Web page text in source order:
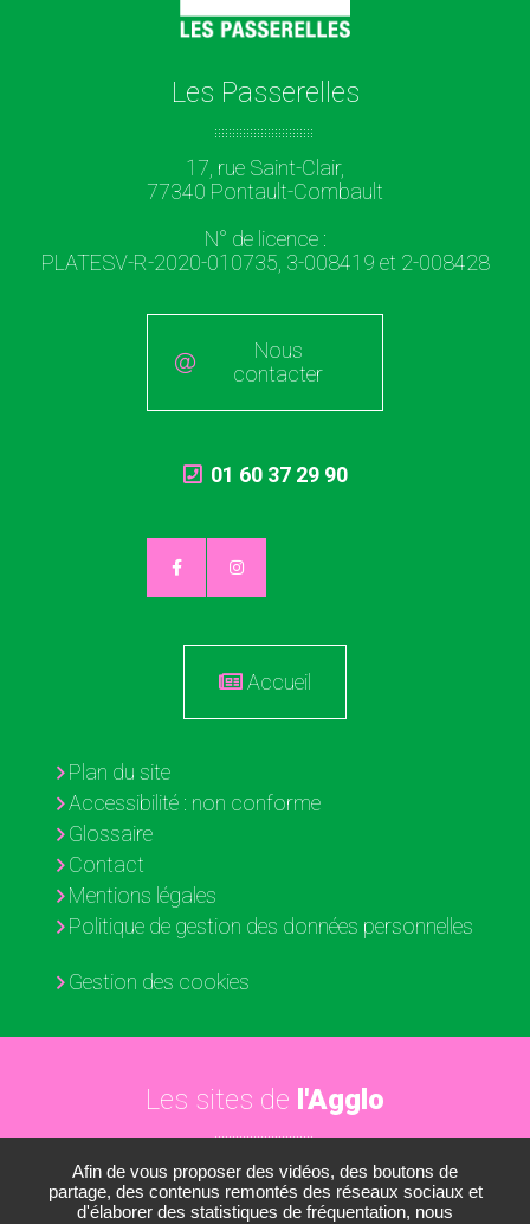
Afin de vous proposer des vidéos, des boutons de
partage, des contenus remontés des réseaux sociaux et
d'élaborer des statistiques de fréquentation, nous
Les Passerelles
17, rue Saint-Clair,
77340 Pontault-Combault
N° de licence :
PLATESV-R-2020-010735, 3-008419 et 2-008428
Nous
contacter
01 60 37 29 90
Accueil
Plan du site
Accessibilité : non conforme
Glossaire
Contact
Mentions légales
Politique de gestion des données personnelles
Gestion des cookies
Les sites de l'Agglo
Paris - Vallée de la Marne